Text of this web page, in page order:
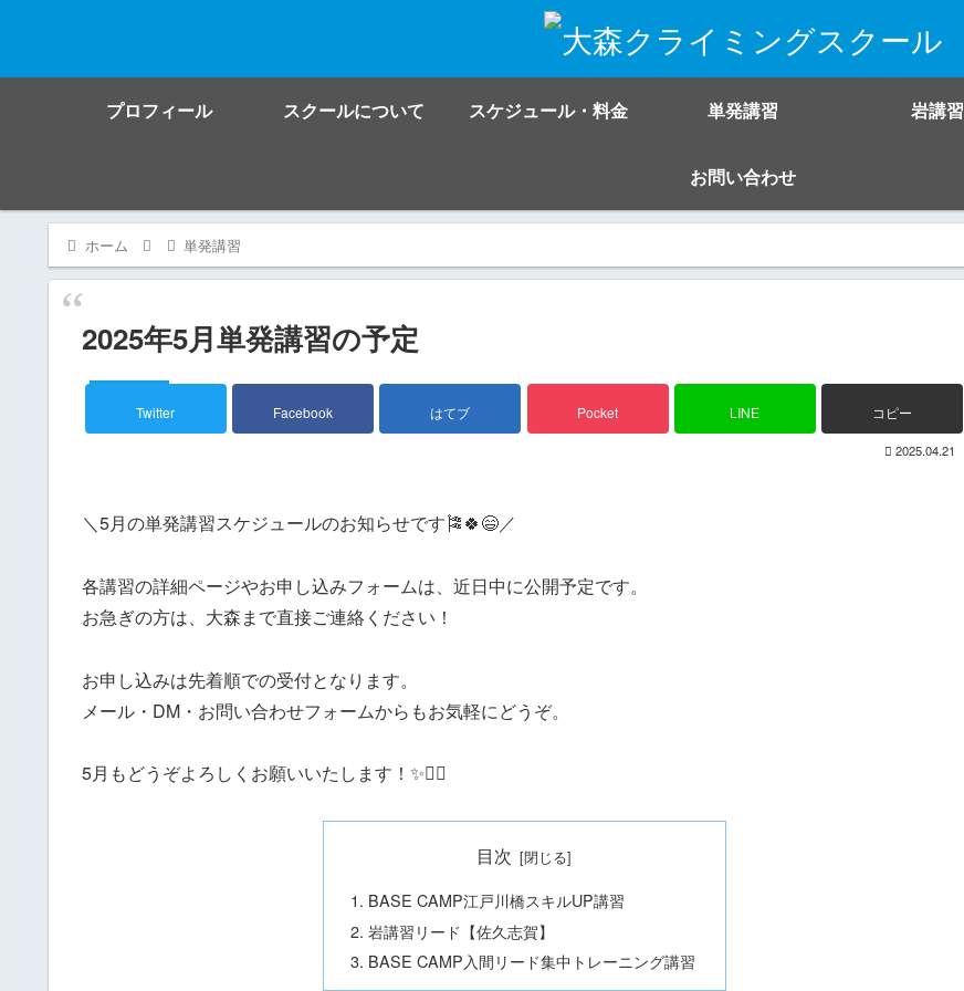
プロフィール スクールについて スケジュール・料金 単発講習 岩講習
お問い合わせ
ホーム 単発講習
2025年5月単発講習の予定
Twitter Facebook はてブ Pocket LINE コピー
2025.04.21
＼5月の単発講習スケジュールのお知らせです🎏🍀😄／
各講習の詳細ページやお申し込みフォームは、近日中に公開予定です。
お急ぎの方は、大森まで直接ご連絡ください！
お申し込みは先着順での受付となります。
メール・DM・お問い合わせフォームからもお気軽にどうぞ。
5月もどうぞよろしくお願いいたします！✨🙋‍♀️
目次
BASE CAMP江戸川橋スキルUP講習
岩講習リード【佐久志賀】
BASE CAMP入間リード集中トレーニング講習